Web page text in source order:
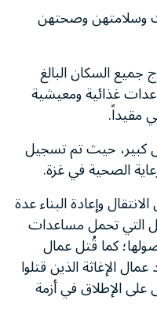
وسلامتهن وصحتهن
جميع السكان البالغ
مساعدات غذائية ومعيشية
مقيداً.
كبير، حيث تم تسجيل
وإعادة البناء عدة
التي تحمل مساعدات
كما قُتل عمال
الإغاثة الذين قتلوا
على الإطلاق في أزمة